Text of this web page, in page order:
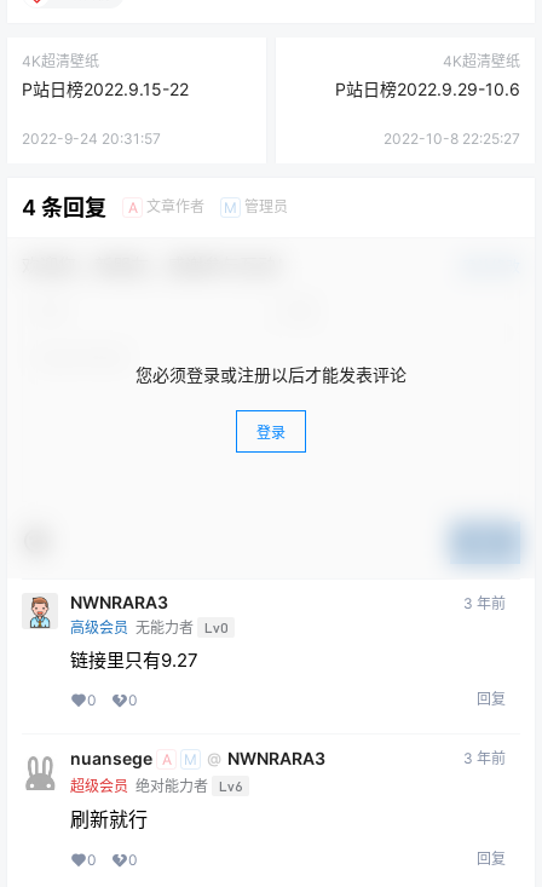
4K超清壁纸
P站日榜2022.9.15-22
2022-9-24 20:31:57
4K超清壁纸
P站日榜2022.9.29-10.6
2022-10-8 22:25:27
4 条回复 A 文章作者 M 管理员
您必须登录或注册以后才能发表评论
登录
NWNRARA3
高级会员 无能力者 Lv0
3 年前
链接里只有9.27
0 0 回复
nuansege A M @ NWNRARA3
超级会员 绝对能力者 Lv6
3 年前
刷新就行
0 0 回复